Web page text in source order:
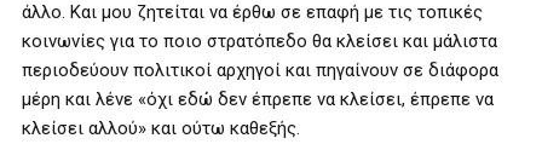
άλλο. Και μου ζητείται να έρθω σε επαφή με τις τοπικές
κοινωνίες για το ποιο στρατόπεδο θα κλείσει και μάλιστα
περιοδεύουν πολιτικοί αρχηγοί και πηγαίνουν σε διάφορα
μέρη και λένε «όχι εδώ δεν έπρεπε να κλείσει, έπρεπε να
κλείσει αλλού» και ούτω καθεξής.